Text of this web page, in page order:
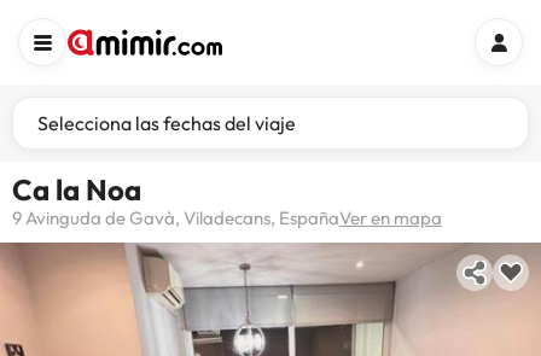
Selecciona las fechas del viaje
Ca la Noa
9 Avinguda de Gavà, Viladecans, EspañaVer en mapa